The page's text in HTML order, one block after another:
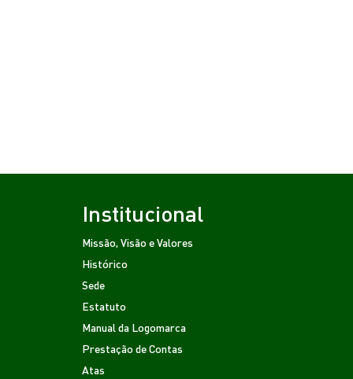
Institucional
Missão, Visão e Valores
Histórico
Sede
Estatuto
Manual da Logomarca
Prestação de Contas
Atas